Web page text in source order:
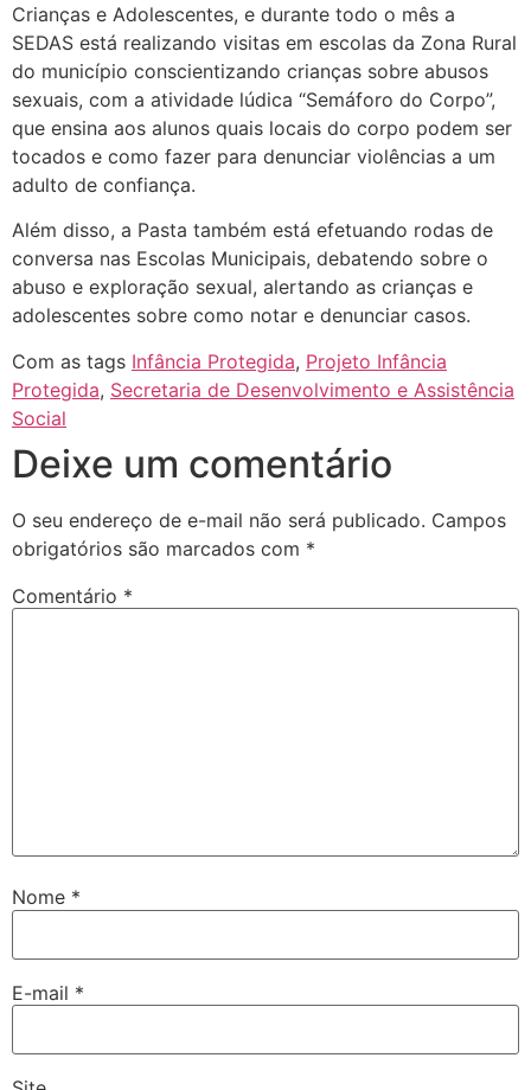
Crianças e Adolescentes, e durante todo o mês a
SEDAS está realizando visitas em escolas da Zona Rural
do município conscientizando crianças sobre abusos
sexuais, com a atividade lúdica “Semáforo do Corpo”,
que ensina aos alunos quais locais do corpo podem ser
tocados e como fazer para denunciar violências a um
adulto de confiança.
Além disso, a Pasta também está efetuando rodas de
conversa nas Escolas Municipais, debatendo sobre o
abuso e exploração sexual, alertando as crianças e
adolescentes sobre como notar e denunciar casos.
Com as tags Infância Protegida, Projeto Infância
Protegida, Secretaria de Desenvolvimento e Assistência
Social
Deixe um comentário
O seu endereço de e-mail não será publicado. Campos
obrigatórios são marcados com *
Comentário *
Nome *
E-mail *